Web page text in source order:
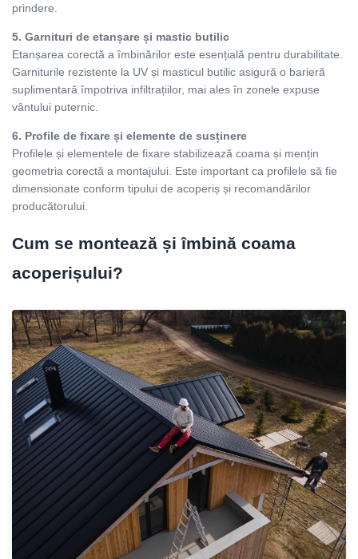
prindere.
5. Garnituri de etanșare și mastic butilic
Etanșarea corectă a îmbinărilor este esențială pentru durabilitate.
Garniturile rezistente la UV și masticul butilic asigură o barieră
suplimentară împotriva infiltrațiilor, mai ales în zonele expuse
vântului puternic.
6. Profile de fixare și elemente de susținere
Profilele și elementele de fixare stabilizează coama și mențin
geometria corectă a montajului. Este important ca profilele să fie
dimensionate conform tipului de acoperiș și recomandărilor
producătorului.
Cum se montează și îmbină coama
acoperișului?